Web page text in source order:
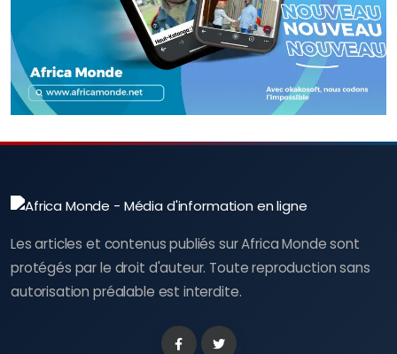
Les articles et contenus publiés sur Africa Monde sont
protégés par le droit d'auteur. Toute reproduction sans
autorisation préalable est interdite.
FacebookTwitter